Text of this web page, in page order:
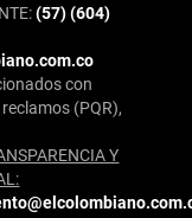
(57) (604)
con
(PQR),
Y